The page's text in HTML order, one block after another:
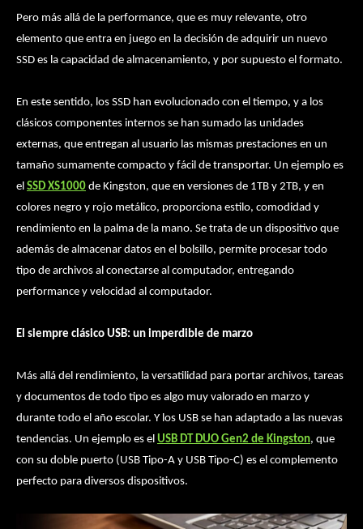
Pero más allá de la performance, que es muy relevante, otro
elemento que entra en juego en la decisión de adquirir un nuevo
SSD es la capacidad de almacenamiento, y por supuesto el formato.
En este sentido, los SSD han evolucionado con el tiempo, y a los
clásicos componentes internos se han sumado las unidades
externas, que entregan al usuario las mismas prestaciones en un
tamaño sumamente compacto y fácil de transportar. Un ejemplo es
el SSD XS1000 de Kingston, que en versiones de 1TB y 2TB, y en
colores negro y rojo metálico, proporciona estilo, comodidad y
rendimiento en la palma de la mano. Se trata de un dispositivo que
además de almacenar datos en el bolsillo, permite procesar todo
tipo de archivos al conectarse al computador, entregando
performance y velocidad al computador.
El siempre clásico USB: un imperdible de marzo
Más allá del rendimiento, la versatilidad para portar archivos, tareas
y documentos de todo tipo es algo muy valorado en marzo y
durante todo el año escolar. Y los USB se han adaptado a las nuevas
tendencias. Un ejemplo es el USB DT DUO Gen2 de Kingston, que
con su doble puerto (USB Tipo-A y USB Tipo-C) es el complemento
perfecto para diversos dispositivos.